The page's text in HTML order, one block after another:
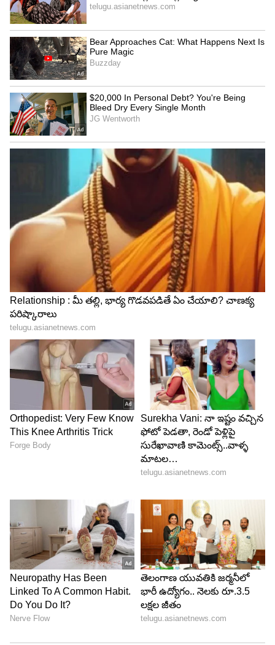
4
6
ఇదిలా ఉంటే తాజాగా మరో ప్రాజెక్ట్ కి సమంత గ్రీన్‌ సిగ్నల్‌
ఇచ్చిందట. తాజాగా ఆ వివరాలు సోషల్‌ మీడియాలో వైరల్‌
అవుతున్నాయి. `రక్త్ బ్రహ్మాండ్‌` పేరుతో వెబ్‌ సిరీస్‌
చేస్తుందని తెలుస్తుంది. నెట్‌ ఫ్లిక్స్ తాజాగా ఈ ప్రాజెక్ట్ ని
ప్రకటించింది. అయితే దీన్ని దర్శకద్వయం రాజ్‌ డీకేలు
రూపొందిస్తుండటం విశేషం. పీరియాడికల్‌ యాక్షన్‌ థ్రిల్లర్‌గా
రూపొందుతుందట. హర్రర్‌ ఎలిమెంట్లు కూడా
ఉండబోతున్నాయని తెలుస్తుంది. ఈ మేరకు విడుదలచేసిన
క్రౌన్‌ పోస్టర్‌ ఆద్యంతం ఇంట్రెస్ట్ ని క్రియేట్‌ చేస్తుంది. కాస్టింగ్‌
డిటెయిల్స్ అధికారికంగా ప్రకటించలేదు, కానీ ఇందులో
మెయిన్‌ లీడ్‌ సమంతనే అనే ప్రచారం బాగా సాగుతుంది.
ఇదిలా ఉంటే చూడబోతుంటే సమంత రూట్‌ మార్చినట్టు
అనిపిస్తుంది. ఆమె అంతకు ముందు అన్ని కమర్షియల్‌